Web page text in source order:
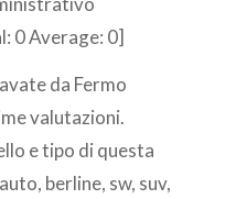
0Average: 0]
da Fermo
valutazioni.
e tipo di questa
berline, sw, suv,